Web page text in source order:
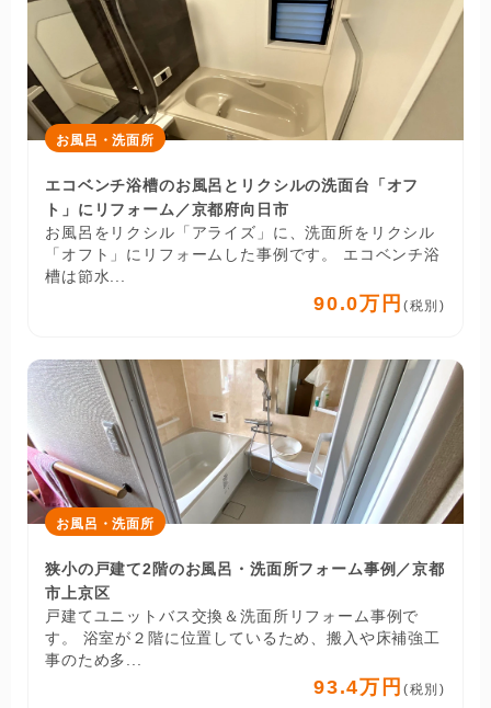
お風呂・洗面所
エコベンチ浴槽のお風呂とリクシルの洗面台「オフ
ト」にリフォーム／京都府向日市
お風呂をリクシル「アライズ」に、洗面所をリクシル
「オフト」にリフォームした事例です。 エコベンチ浴
槽は節水...
90.0万円 (税別)
お風呂・洗面所
狭小の戸建て2階のお風呂・洗面所フォーム事例／京都
市上京区
戸建てユニットバス交換＆洗面所リフォーム事例で
す。 浴室が２階に位置しているため、搬入や床補強工
事のため多...
93.4万円 (税別)